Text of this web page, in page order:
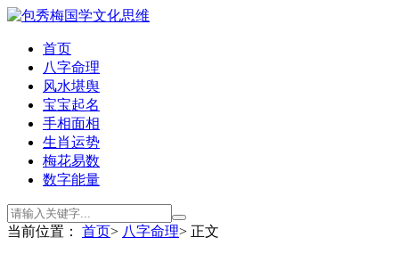
首页
八字命理
风水堪舆
宝宝起名
手相面相
生肖运势
梅花易数
数字能量
当前位置： 首页> 八字命理> 正文